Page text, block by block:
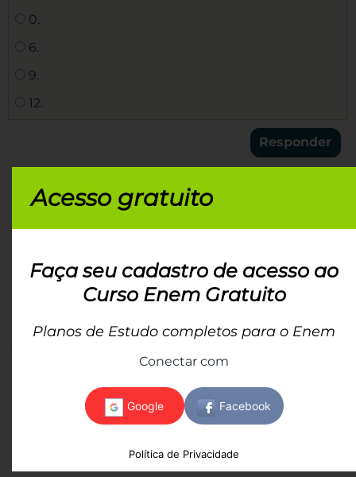
0.
6.
9.
12.
Taynara Macedo-
Gostou? Compartilhe!
Copy
Link
Twitter
Facebook
WhatsApp
LinkedIn
Email
Acesso gratuito
Faça seu cadastro de acesso ao
Curso Enem Gratuito
Planos de Estudo completos para o Enem
Conectar com
Política de Privacidade